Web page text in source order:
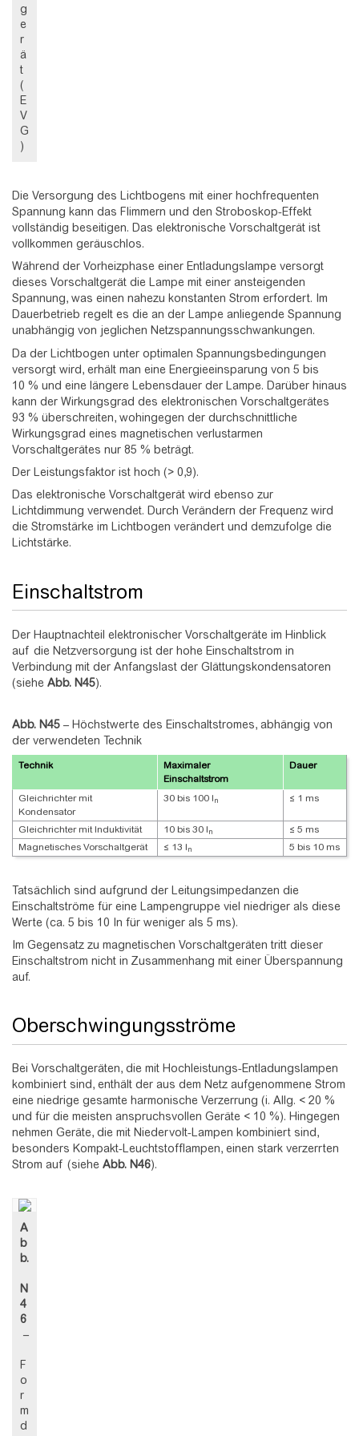
g
e
r
ä
t
(
E
V
G
)
Die Versorgung des Lichtbogens mit einer hochfrequenten
Spannung kann das Flimmern und den Stroboskop-Effekt
vollständig beseitigen. Das elektronische Vorschaltgerät ist
vollkommen geräuschlos.
Während der Vorheizphase einer Entladungslampe versorgt
dieses Vorschaltgerät die Lampe mit einer ansteigenden
Spannung, was einen nahezu konstanten Strom erfordert. Im
Dauerbetrieb regelt es die an der Lampe anliegende Spannung
unabhängig von jeglichen Netzspannungsschwankungen.
Da der Lichtbogen unter optimalen Spannungsbedingungen
versorgt wird, erhält man eine Energieeinsparung von 5 bis
10 % und eine längere Lebensdauer der Lampe. Darüber hinaus
kann der Wirkungsgrad des elektronischen Vorschaltgerätes
93 % überschreiten, wohingegen der durchschnittliche
Wirkungsgrad eines magnetischen verlustarmen
Vorschaltgerätes nur 85 % beträgt.
Der Leistungsfaktor ist hoch (> 0,9).
Das elektronische Vorschaltgerät wird ebenso zur
Lichtdimmung verwendet. Durch Verändern der Frequenz wird
die Stromstärke im Lichtbogen verändert und demzufolge die
Lichtstärke.
Einschaltstrom
Der Hauptnachteil elektronischer Vorschaltgeräte im Hinblick
auf die Netzversorgung ist der hohe Einschaltstrom in
Verbindung mit der Anfangslast der Glättungskondensatoren
(siehe Abb. N45).
Abb. N45 – Höchstwerte des Einschaltstromes, abhängig von
der verwendeten Technik
Technik
Maximaler
Einschaltstrom
Dauer
Gleichrichter mit
Kondensator
30 bis 100 I n ≤ 1 ms
Gleichrichter mit Induktivität 10 bis 30 I n
≤ 5 ms
Magnetisches Vorschaltgerät
≤ 13 I n 5 bis 10 ms
Tatsächlich sind aufgrund der Leitungsimpedanzen die
Einschaltströme für eine Lampengruppe viel niedriger als diese
Werte (ca. 5 bis 10 In für weniger als 5 ms).
Im Gegensatz zu magnetischen Vorschaltgeräten tritt dieser
Einschaltstrom nicht in Zusammenhang mit einer Überspannung
auf.
Oberschwingungsströme
Bei Vorschaltgeräten, die mit Hochleistungs-Entladungslampen
kombiniert sind, enthält der aus dem Netz aufgenommene Strom
eine niedrige gesamte harmonische Verzerrung (i. Allg. < 20 %
und für die meisten anspruchsvollen Geräte < 10 %). Hingegen
nehmen Geräte, die mit Niedervolt-Lampen kombiniert sind,
besonders Kompakt-Leuchtstofflampen, einen stark verzerrten
Strom auf (siehe Abb. N46).
A
b
b.
N
4
6
–
F
o
r
m
d